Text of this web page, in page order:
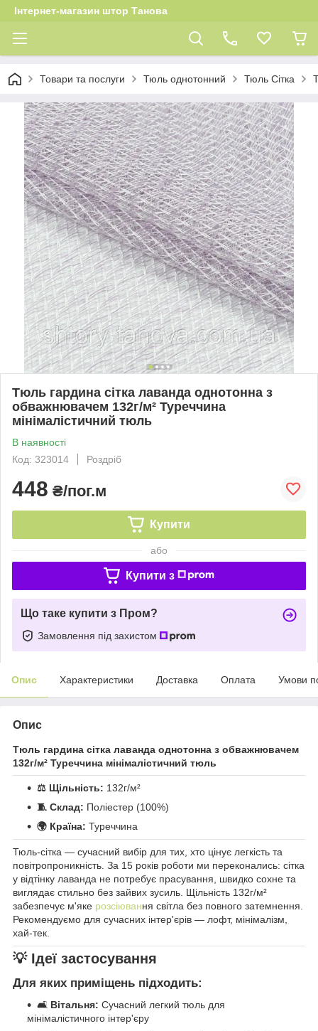
Інтернет-магазин штор Танова
Товари та послуги Тюль однотонний Тюль Сітка
Тюль гардина сітка лаванда однотонна з
обважнювачем 132г/м² Туреччина
мінімалістичний тюль
В наявності
Код: 323014
Роздріб
448 ₴/пог.м
Купити
або
Купити з
Що таке купити з Пром?
Замовлення під захистом
Опис Характеристики Доставка Оплата Умови
Опис
Тюль гардина сітка лаванда однотонна з обважнювачем
132г/м² Туреччина мінімалістичний тюль
⚖️ Щільність: 132г/м²
🧵 Склад: Поліестер (100%)
🌍 Країна: Туреччина
Тюль-сітка — сучасний вибір для тих, хто цінує легкість та
повітропроникність. За 15 років роботи ми переконались: сітка
у відтінку лаванда не потребує прасування, швидко сохне та
виглядає стильно без зайвих зусиль. Щільність 132г/м²
забезпечує м'яке розсіювання світла без повного затемнення.
Рекомендуємо для сучасних інтер'єрів — лофт, мінімалізм,
хай-тек.
💡 Ідеї застосування
Для яких приміщень підходить:
🛋️ Вітальня: Сучасний легкий тюль для
мінімалістичного інтер'єру